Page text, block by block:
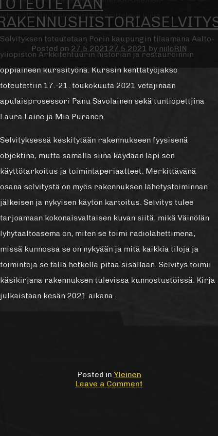
Posted on 27.5.202127.5.2021 by niiloRIN
lyhytaaltolähetystoimintaa käsittelevä kirja.
Selvityksen toteutetaan Porin kaupungin tilaamana Aalto-
yliopiston Arkkitehtuurin historian ja restauroinnin
oppiaineen kurssityönä. Kurssin kenttätyöjakso
toteutettiin 17.-21. toukokuuta 2021 vetäjinään
apulaisprosessori Panu Savolainen sekä tuntiopettjina
Laura Laine ja Mia Puranen.
Selvityksessä keskitytään rakennukseen fyysisenä
objektina, mutta samalla siinä käydään läpi sen
käyttötarkoitus ja toimintaperiaatteet. Merkittävänä
osana selvitystä on myös rakennuksen lähetystoiminnan
jälkeisen ja nykyisen käytön kartoitus. Selvitys tulee
tarjoamaan kokonaisvaltaisen kuvan siitä, mikä Väinölän
lyhytaaltoasema on, miten se toimi radiolähettimenä,
missä kunnossa se on nykyään ja mitä kaikkia tiloja ja
toimintoja se tällä hetkellä pitää sisällään. Selvitys toimii
käsikirjana rakennuksen tulevissa kunnostustöissä. Kirja
julkaistaan kesän 2021 aikana.
Posted in Yleinen
Leave a Comment